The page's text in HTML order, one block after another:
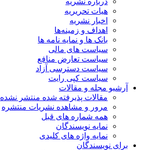
هیات تحریریه
اخبار نشریه
اهداف و زمینه‌ها
بانک ها و نمایه نامه ها
سیاست های مالی
سیاست تعارض منافع
سیاست دسترسی آزاد
سیاست کپی رایت
آرشیو مجله و مقالات
مقالات پذیرفته شده منتشر نشده
مرور و مشاهده نشریات منتشره
همه شماره های قبل
نمایه نویسندگان
نمایه واژه های کلیدی
برای نویسندگان